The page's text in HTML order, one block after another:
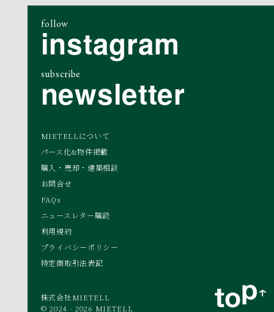
follow
instagram
subscribe
newsletter
MIETELLについて
パース化&物件掲載
購入・売却・建築相談
お問合せ
FAQs
ニュースレター購読
利用規約
プライバシーポリシー
特定商取引法表記
株式会社MIETELL
© 2024 - 2026 MIETELL